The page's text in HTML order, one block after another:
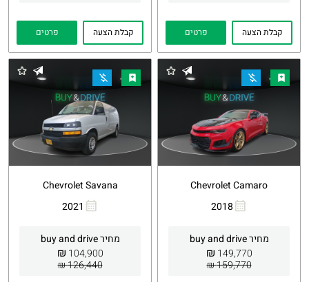
קבלת הצעה פרטים קבלת הצעה פרטים
Chevrolet Camaro
2018
מחיר buy and drive
149,770
₪
159,770 ₪
Whatsapp
Chevrolet Savana
2021
מחיר buy and drive
104,900
₪
126,440 ₪
Whatsapp